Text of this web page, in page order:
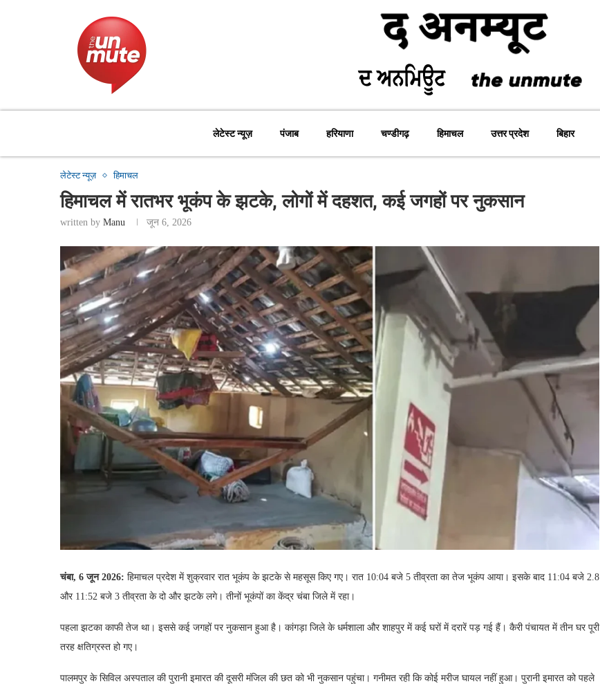
लेटेस्ट न्यूज़ पंजाब हरियाणा चण्डीगढ़ हिमाचल उत्तर प्रदेश बिहार
लेटेस्ट न्यूज़ हिमाचल
हिमाचल में रातभर भूकंप के झटके, लोगों में दहशत, कई जगहों पर नुकसान
written by Manu जून 6, 2026
चंबा, 6 जून 2026: हिमाचल प्रदेश में शुक्रवार रात भूकंप के झटके से महसूस किए गए। रात 10:04 बजे 5 तीव्रता का तेज भूकंप आया। इसके बाद 11:04 बजे 2.8
और 11:52 बजे 3 तीव्रता के दो और झटके लगे। तीनों भूकंपों का केंद्र चंबा जिले में रहा।
पहला झटका काफी तेज था। इससे कई जगहों पर नुकसान हुआ है। कांगड़ा जिले के धर्मशाला और शाहपुर में कई घरों में दरारें पड़ गई हैं। कैरी पंचायत में तीन घर पूरी
तरह क्षतिग्रस्त हो गए।
पालमपुर के सिविल अस्पताल की पुरानी इमारत की दूसरी मंजिल की छत को भी नुकसान पहुंचा। गनीमत रही कि कोई मरीज घायल नहीं हुआ। पुरानी इमारत को पहले